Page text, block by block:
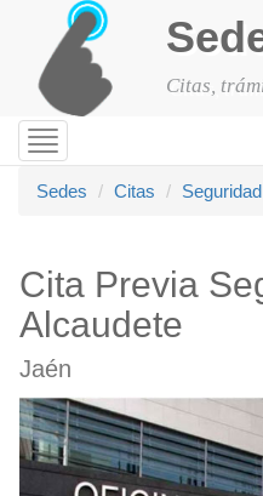
Citas,
Toggle
navigation
Sedes
Citas
Cita Previa
Alcaudete
Jaén